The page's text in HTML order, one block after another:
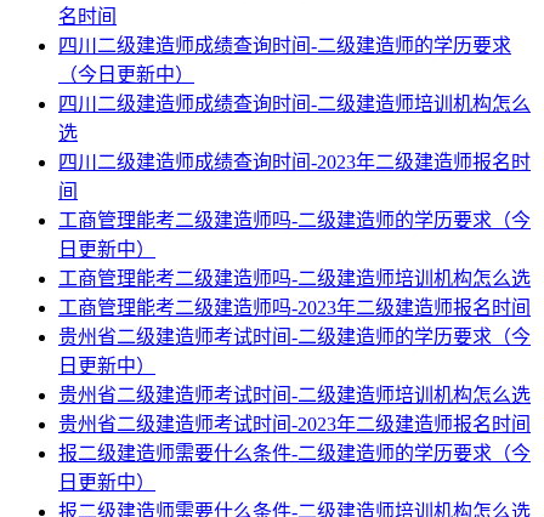
名时间
四川二级建造师成绩查询时间-二级建造师的学历要求
（今日更新中）
四川二级建造师成绩查询时间-二级建造师培训机构怎么
选
四川二级建造师成绩查询时间-2023年二级建造师报名时
间
工商管理能考二级建造师吗-二级建造师的学历要求（今
日更新中）
工商管理能考二级建造师吗-二级建造师培训机构怎么选
工商管理能考二级建造师吗-2023年二级建造师报名时间
贵州省二级建造师考试时间-二级建造师的学历要求（今
日更新中）
贵州省二级建造师考试时间-二级建造师培训机构怎么选
贵州省二级建造师考试时间-2023年二级建造师报名时间
报二级建造师需要什么条件-二级建造师的学历要求（今
日更新中）
报二级建造师需要什么条件-二级建造师培训机构怎么选